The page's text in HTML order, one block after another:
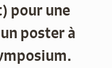
pour une
poster à